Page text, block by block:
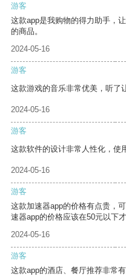
游客
这款app是我购物的得力助手，
的商品。
2024-05-16
游客
这款游戏的音乐非常优美，听了
2024-05-16
游客
这款软件的设计非常人性化，使
2024-05-16
游客
这款加速器app的价格有点贵，
速器app的价格应该在50元以下才
2024-05-16
游客
这款app的酒店、餐厅推荐非常